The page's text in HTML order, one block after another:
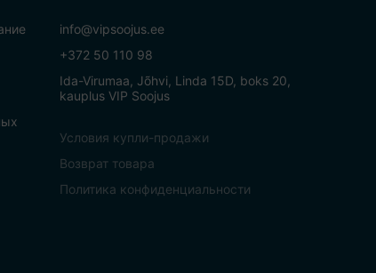
info@vipsoojus.ee
+372 50 110 98
Ida-Virumaa, Jõhvi, Linda 15D, boks 20,
kauplus VIP Soojus
Условия купли-продажи
Возврат товара
Политика конфиденциальности